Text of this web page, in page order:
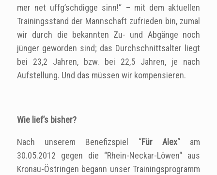
mer net uffg’schdigge sinn!“ – mit dem aktuellen
Trainingsstand der Mannschaft zufrieden bin, zumal
wir durch die bekannten Zu- und Abgänge noch
jünger geworden sind; das Durchschnittsalter liegt
bei 23,2 Jahren, bzw. bei 22,5 Jahren, je nach
Aufstellung. Und das müssen wir kompensieren.
Wie lief’s bisher?
Nach unserem Benefizspiel “Für Alex“ am
30.05.2012 gegen die “Rhein-Neckar-Löwen“ aus
Kronau-Östringen begann unser Trainingsprogramm